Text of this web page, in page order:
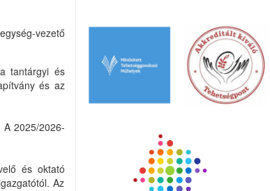
vezető
tantárgyi és
és az
A 2025/2026-
és oktató
Az